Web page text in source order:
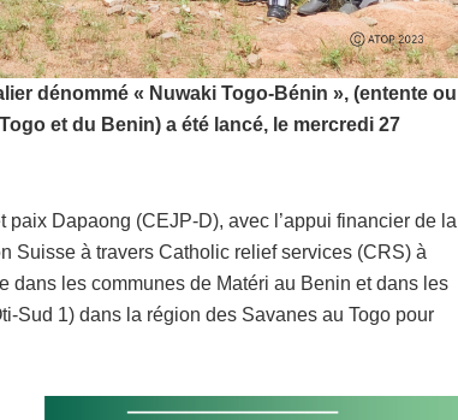
dénommé « Nuwaki Togo-Bénin », (entente ou
et du Benin) a été lancé, le mercredi 27
Dapaong (CEJP-D), avec l’appui financier de la
Suisse à travers Catholic relief services (CRS) à
dans les communes de Matéri au Benin et dans les
Sud 1) dans la région des Savanes au Togo pour